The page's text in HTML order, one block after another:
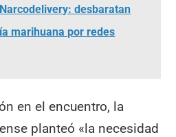
Narcodelivery: desbaratan
marihuana por redes
en el encuentro, la
planteó «la necesidad